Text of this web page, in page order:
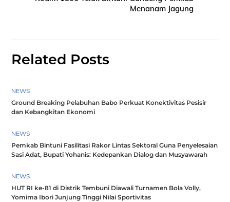
Menanam Jagung
Related Posts
NEWS
Ground Breaking Pelabuhan Babo Perkuat Konektivitas Pesisir
dan Kebangkitan Ekonomi
NEWS
Pemkab Bintuni Fasilitasi Rakor Lintas Sektoral Guna Penyelesaian
Sasi Adat, Bupati Yohanis: Kedepankan Dialog dan Musyawarah
NEWS
HUT RI ke-81 di Distrik Tembuni Diawali Turnamen Bola Volly,
Yomima Ibori Junjung Tinggi Nilai Sportivitas